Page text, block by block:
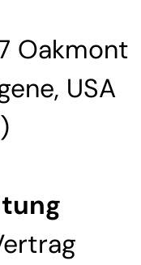
Oakmont
USA